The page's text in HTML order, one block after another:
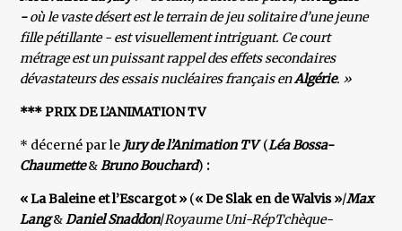
-où le vaste désert est le terrain de jeu solitaire d’une jeune
fille pétillante - est visuellement intriguant. Ce court
métrage est un puissant rappel des effets secondaires
dévastateurs des essais nucléaires français enAlgérie. »
*** PRIX DE L’ANIMATION TV
* décerné par le Jury de l’Animation TV(Léa Bossa-
Chaumette&Bruno Bouchard) :
« La Baleine et l’Escargot » (« De Slak en de Walvis »/Max
Lang&Daniel Snaddon/Royaume Uni-RépTchèque-